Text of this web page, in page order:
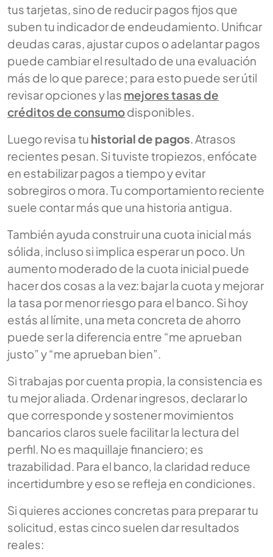
tus tarjetas, sino de reducir pagos fijos que
suben tu indicador de endeudamiento. Unificar
deudas caras, ajustar cupos o adelantar pagos
puede cambiar el resultado de una evaluación
más de lo que parece; para esto puede ser útil
revisar opciones y las mejores tasas de
créditos de consumodisponibles.
Luego revisa tu historial de pagos . Atrasos
recientes pesan. Si tuviste tropiezos, enfócate
en estabilizar pagos a tiempo y evitar
sobregiros o mora. Tu comportamiento reciente
suele contar más que una historia antigua.
También ayuda construir una cuota inicial más
sólida, incluso si implica esperar un poco. Un
aumento moderado de la cuota inicial puede
hacer dos cosas a la vez: bajar la cuota y mejorar
la tasa por menor riesgo para el banco. Si hoy
estás al límite, una meta concreta de ahorro
puede ser la diferencia entre “me aprueban
justo” y “me aprueban bien”.
Si trabajas por cuenta propia, la consistencia es
tu mejor aliada. Ordenar ingresos, declarar lo
que corresponde y sostener movimientos
bancarios claros suele facilitar la lectura del
perfil. No es maquillaje financiero; es
trazabilidad. Para el banco, la claridad reduce
incertidumbre y eso se refleja en condiciones.
Si quieres acciones concretas para preparar tu
solicitud, estas cinco suelen dar resultados
reales: